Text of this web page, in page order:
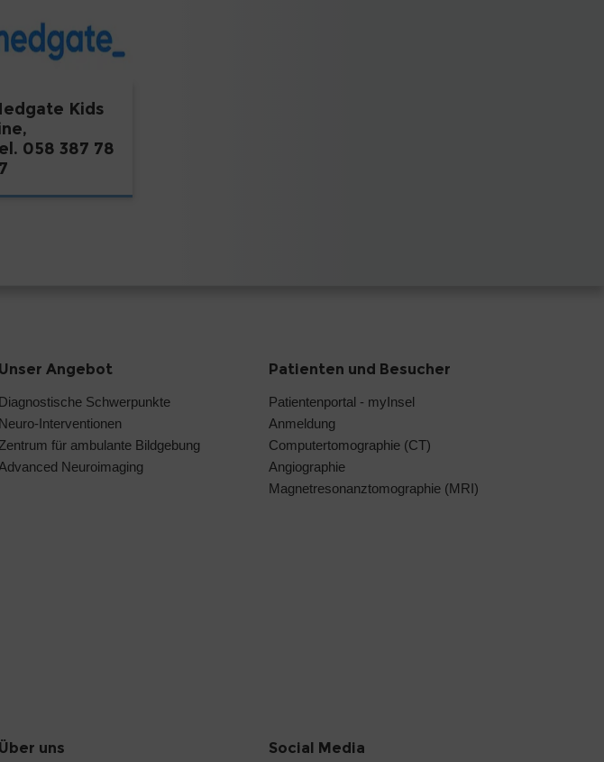
Kids
058 387 78
Unser Angebot
Diagnostische Schwerpunkte
Neuro-Interventionen
Zentrum für ambulante Bildgebung
Neuroimaging
Patienten und Besucher
Patientenportal - myInsel
Anmeldung
Computertomographie (CT)
Angiographie
Magnetresonanztomographie (MRI)
Über uns Social Media